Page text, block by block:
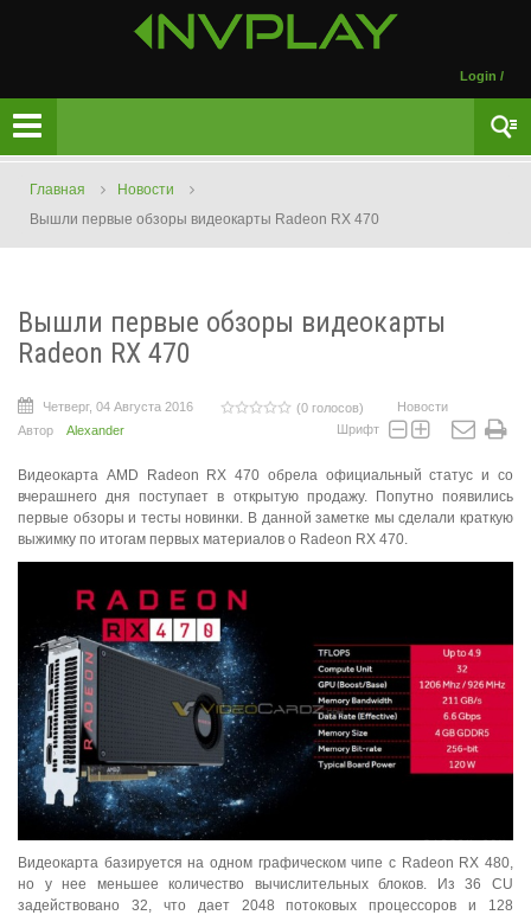
Login /
Главная
Новости
Вышли первые обзоры видеокарты Radeon RX 470
Вышли первые обзоры видеокарты
Radeon RX 470
Четверг, 04 Августа 2016 (0 голосов)
Новости
Автор
Alexander Шрифт
Видеокарта AMD Radeon RX 470 обрела официальный статус и со
вчерашнего дня поступает в открытую продажу. Попутно появились
первые обзоры и тесты новинки. В данной заметке мы сделали краткую
выжимку по итогам первых материалов о Radeon RX 470.
Видеокарта базируется на одном графическом чипе с Radeon RX 480,
но у нее меньшее количество вычислительных блоков. Из 36 CU
задействовано 32, что дает 2048 потоковых процессоров и 128